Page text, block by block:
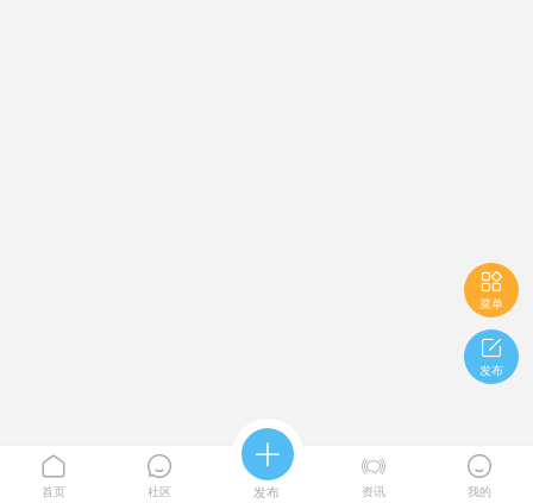

菜单

发布

首页

社区

发布

资讯

我的